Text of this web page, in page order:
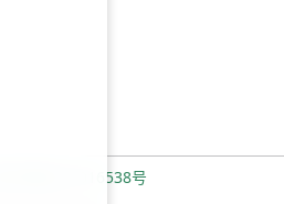
ICP备2021016538号